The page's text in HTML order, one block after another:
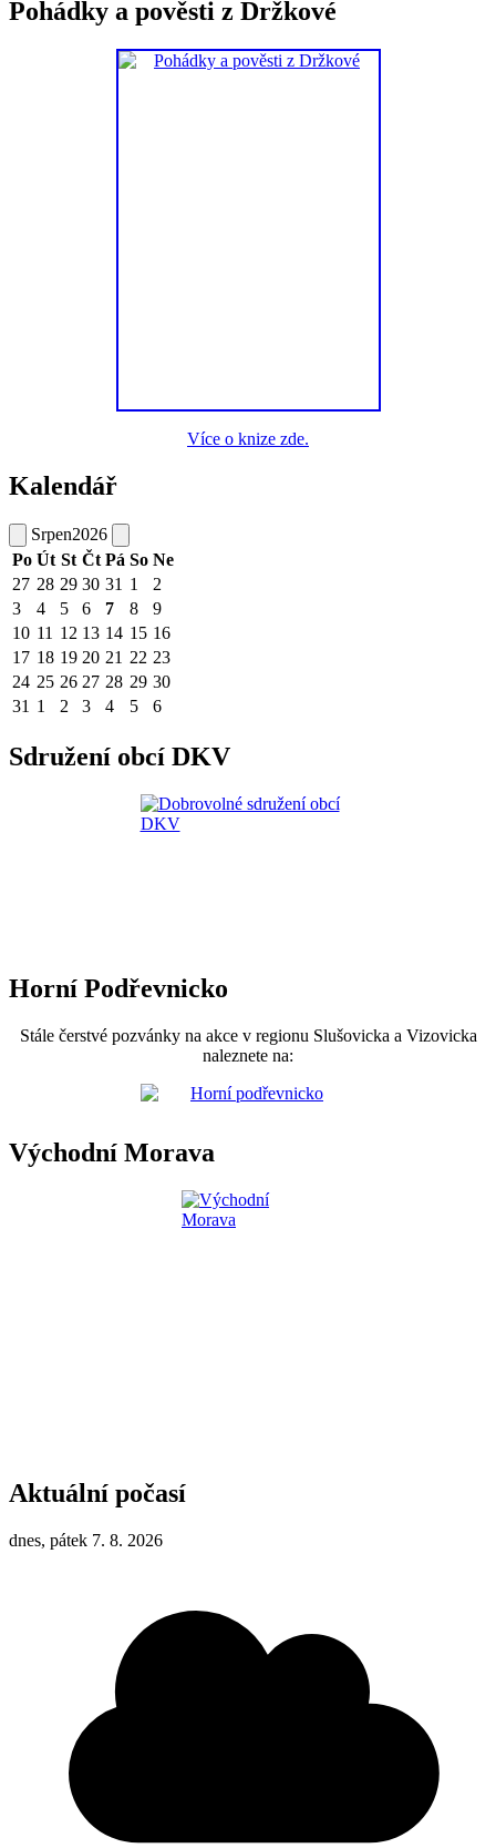
Pohádky a pověsti z Držkové
Více o knize zde.
Kalendář
Srpen2026
Po Út St Čt Pá So Ne
27 28 29 30 31 1
2
3
4 5 6 7 8
9
10 11 12 13 14 15 16
17 18 19 20 21 22 23
24 25 26 27 28 29 30
31 1 2 3 4 5 6
Sdružení obcí DKV
Horní Podřevnicko
Stále čerstvé pozvánky na akce v regionu Slušovicka a Vizovicka
naleznete na:
Východní Morava
Aktuální počasí
dnes, pátek 7. 8. 2026